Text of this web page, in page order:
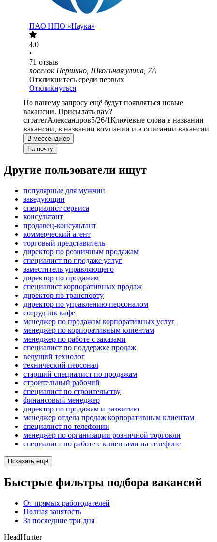
ПАО НПО «Наука»
4.0
•
71 отзыв
поселок Першино, Школьная улица, 7А
Откликнитесь среди первых
Откликнуться
По вашему запросу ещё будут появляться новые
вакансии. Присылать вам?
стратегАлександров5/26/1Ключевые слова в названии
вакансии, в названии компании и в описании вакансии
В мессенджер
На почту
Другие пользователи ищут
популярные для мужчин
заведующий
специалист сервиса
консультант
продавец-консультант
коммерческий агент
торговый представитель
директор по розничным продажам
специалист по продаже услуг
заместитель управляющего
директор по продажам
специалист корпоративных продаж
директор по транспорту
директор по управлению персоналом
сотрудник кафе
менеджер по продажам корпоративных услуг
менеджер по корпоративным клиентам
менеджер по работе с заказами
специалист по поддержке продаж
ведущий технолог
технический персонал
старший специалист по продажам
строительный рабочий
специалист по строительству
финансовый менеджер
директор по продажам и развитию
менеджер отдела продаж корпоративным клиентам
специалист по телефонии
менеджер по организации розничной торговли
специалист по работе с клиентами на телефоне
Показать ещё
Быстрые фильтры подбора вакансий
От прямых работодателей
Полная занятость
За последние три дня
HeadHunter